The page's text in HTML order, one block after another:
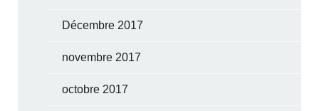
Décembre 2017
novembre 2017
octobre 2017